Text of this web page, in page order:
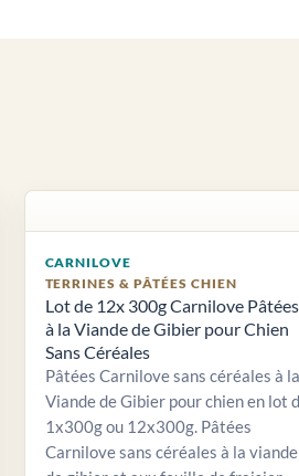
CARNILOVE
TERRINES & PÂTÉES CHIEN
Lot de 12x 300g Carnilove Pâtées
à la Viande de Gibier pour Chien
Sans Céréales
Pâtées Carnilove sans céréales à la
Viande de Gibier pour chien en lot
1x300g ou 12x300g. Pâtées
Carnilove sans céréales à la viande